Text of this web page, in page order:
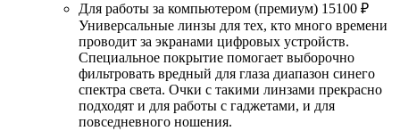
Для работы за компьютером (премиум) 15100 ₽
Универсальные линзы для тех, кто много времени
проводит за экранами цифровых устройств.
Специальное покрытие помогает выборочно
фильтровать вредный для глаза диапазон синего
спектра света. Очки с такими линзами прекрасно
подходят и для работы с гаджетами, и для
повседневного ношения.